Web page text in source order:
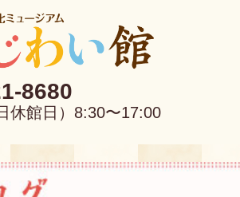
8680
休館日）8:30〜17:00